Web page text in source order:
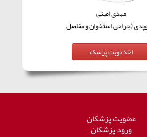
مهدی امینی
(جراحی استخوان و مفاصل
عضویت پزشکان
ورود پزشکان